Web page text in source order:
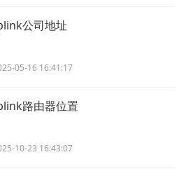
公司地址
05-16 16:41:17
路由器位置
10-23 16:43:07